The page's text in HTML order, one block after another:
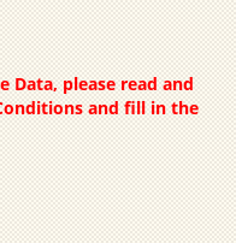
Data, please read and
and fill in the